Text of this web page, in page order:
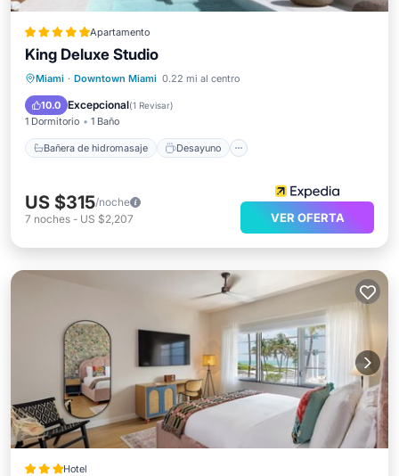
Apartamento
King Deluxe Studio
Miami · Downtown Miami 0.22 mi al centro
10.0 Excepcional(1 Revisar)
1 Dormitorio 1 Baño
Bañera de hidromasaje Desayuno
Bañera de hidromasaje
Desayuno
Aparcamiento
US $315/noche
7 noches - US $2,207 VER OFERTA
Hotel